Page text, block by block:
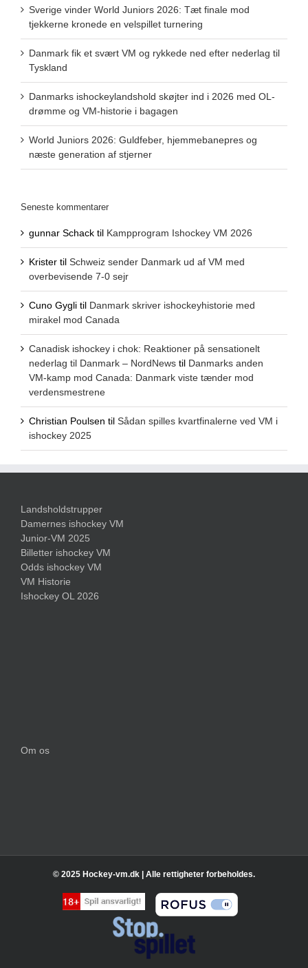
Sverige vinder World Juniors 2026: Tæt finale mod
tjekkerne kronede en velspillet turnering
Danmark fik et svært VM og rykkede ned efter nederlag til
Tyskland
Danmarks ishockeylandshold skøjter ind i 2026 med OL-
drømme og VM-historie i bagagen
World Juniors 2026: Guldfeber, hjemmebanepres og
næste generation af stjerner
Seneste kommentarer
gunnar Schack til Kampprogram Ishockey VM 2026
Krister til Schweiz sender Danmark ud af VM med
overbevisende 7-0 sejr
Cuno Gygli til Danmark skriver ishockeyhistorie med
mirakel mod Canada
Canadisk ishockey i chok: Reaktioner på sensationelt
nederlag til Danmark – NordNews til Danmarks anden
VM-kamp mod Canada: Danmark viste tænder mod
verdensmestrene
Christian Poulsen til Sådan spilles kvartfinalerne ved VM i
ishockey 2025
Landsholdstrupper
Damernes ishockey VM
Junior-VM 2025
Billetter ishockey VM
Odds ishockey VM
VM Historie
Ishockey OL 2026
Om os
© 2025 Hockey-vm.dk | Alle rettigheter forbeholdes.